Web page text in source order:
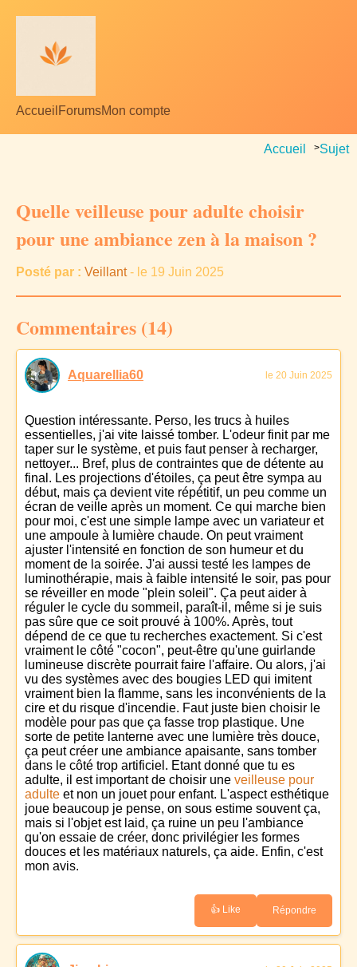
Accueil ForumsMon compte
Accueil >Sujet
Quelle veilleuse pour adulte choisir
pour une ambiance zen à la maison ?
Posté par : Veillant- le 19 Juin 2025
Commentaires (14)
Aquarellia60 le 20 Juin 2025
Question intéressante. Perso, les trucs à huiles
essentielles, j'ai vite laissé tomber. L'odeur finit par me
taper sur le système, et puis faut penser à recharger,
nettoyer... Bref, plus de contraintes que de détente au
final. Les projections d'étoiles, ça peut être sympa au
début, mais ça devient vite répétitif, un peu comme un
écran de veille après un moment. Ce qui marche bien
pour moi, c'est une simple lampe avec un variateur et
une ampoule à lumière chaude. On peut vraiment
ajuster l'intensité en fonction de son humeur et du
moment de la soirée. J'ai aussi testé les lampes de
luminothérapie, mais à faible intensité le soir, pas pour
se réveiller en mode "plein soleil". Ça peut aider à
réguler le cycle du sommeil, paraît-il, même si je suis
pas sûre que ce soit prouvé à 100%. Après, tout
dépend de ce que tu recherches exactement. Si c'est
vraiment le côté "cocon", peut-être qu'une guirlande
lumineuse discrète pourrait faire l'affaire. Ou alors, j'ai
vu des systèmes avec des bougies LED qui imitent
vraiment bien la flamme, sans les inconvénients de la
cire et du risque d'incendie. Faut juste bien choisir le
modèle pour pas que ça fasse trop plastique. Une
sorte de petite lanterne avec une lumière très douce,
ça peut créer une ambiance apaisante, sans tomber
dans le côté trop artificiel. Etant donné que tu es
adulte, il est important de choisir une veilleuse pour
adulte et non un jouet pour enfant. L'aspect esthétique
joue beaucoup je pense, on sous estime souvent ça,
mais si l'objet est laid, ça ruine un peu l'ambiance
qu'on essaie de créer, donc privilégier les formes
douces et les matériaux naturels, ça aide. Enfin, c'est
mon avis.
👍 Like Répondre